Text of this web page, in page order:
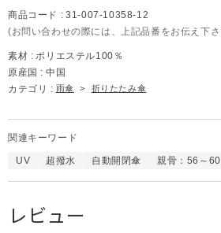
商品コード : 31-007-10358-12
(お問い合わせの際には、上記品番をお伝え下
素材 : ポリエステル100％
原産国 : 中国
カテゴリ : 雨傘 > 折りたたみ傘
関連キーワード
UV 超撥水 自動開閉傘 親骨：56～
レビュー